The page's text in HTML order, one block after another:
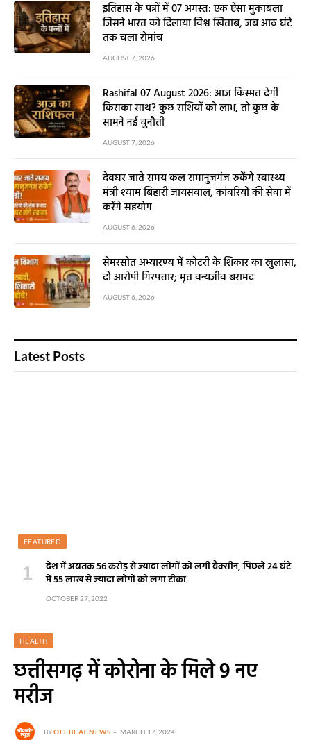
इतिहास के पन्नों में 07 अगस्त: एक ऐसा मुकाबला
जिसने भारत को दिलाया विश्व खिताब, जब आठ घंटे
तक चला रोमांच
AUGUST 7, 2026
Rashifal 07 August 2026: आज किस्मत देगी
किसका साथ? कुछ राशियों को लाभ, तो कुछ के
सामने नई चुनौती
AUGUST 7, 2026
देवघर जाते समय कल रामानुजगंज रुकेंगे स्वास्थ्य
मंत्री श्याम बिहारी जायसवाल, कांवरियों की सेवा में
करेंगे सहयोग
AUGUST 6, 2026
सेमरसोत अभ्यारण्य में कोटरी के शिकार का खुलासा,
दो आरोपी गिरफ्तार; मृत वन्यजीव बरामद
AUGUST 6, 2026
Latest Posts
FEATURED
देश में अबतक 56 करोड़ से ज्यादा लोगों को लगी वैक्सीन, पिछले 24 घंटे
में 55 लाख से ज्यादा लोगों को लगा टीका
OCTOBER 27, 2022
HEALTH
छत्तीसगढ़ में कोरोना के मिले 9 नए
मरीज
BYOFFBEAT NEWS MARCH 17, 2024